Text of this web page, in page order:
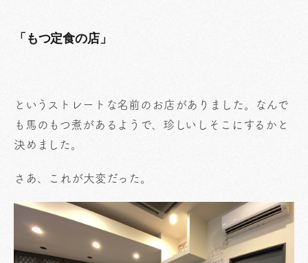
「もつ定食の店」
というストレートな名前のお店がありました。なんで
も馬のもつ煮があるようで、珍しいしそこにするかと
決めました。
さあ、これが大変だった。